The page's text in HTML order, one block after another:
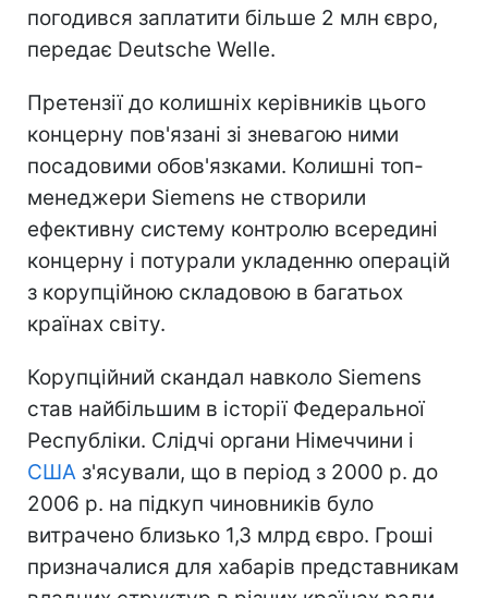
погодився заплатити більше 2 млн євро,
передає Deutsche Welle.
Претензії до колишніх керівників цього
концерну пов'язані зі зневагою ними
посадовими обов'язками. Колишні топ-
менеджери Siemens не створили
ефективну систему контролю всередині
концерну і потурали укладенню операцій
з корупційною складовою в багатьох
країнах світу.
Корупційний скандал навколо Siemens
став найбільшим в історії Федеральної
Республіки. Слідчі органи Німеччини і
США з'ясували, що в період з 2000 р. до
2006 р. на підкуп чиновників було
витрачено близько 1,3 млрд євро. Гроші
призначалися для хабарів представникам